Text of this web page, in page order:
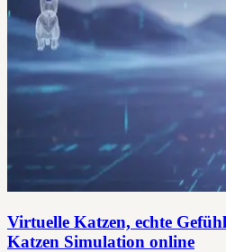
Virtuelle Katzen, echte
Katzen Simulation online